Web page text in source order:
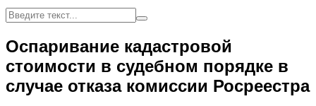
Оспаривание кадастровой
стоимости в судебном порядке в
случае отказа комиссии Росреестра